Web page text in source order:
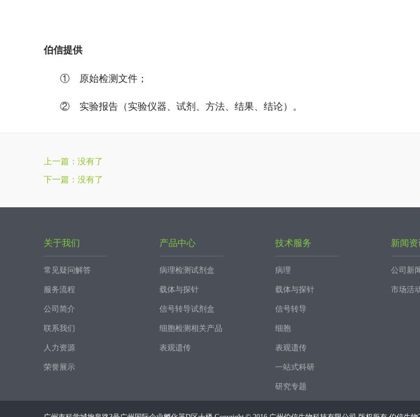
伯信提供
① 原始检测文件；
② 实验报告（实验仪器、试剂、方法、结果、结论） 。
上一篇：没有了
下一篇：没有了
关于我们
常见疑问解答
服务流程
公司简介
联系我们
人力资源
荣誉展示
产品中心
病理检测试剂盒
载体与探针
信号转导试剂盒
细胞检测相关产品
表观遗传
技术服务
病理
载体与探针
信号转导
细胞
表观遗传
一站式科研
研究专题
新闻资
公司新
市场活